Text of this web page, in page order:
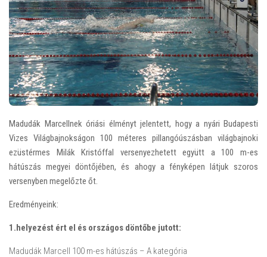
Madudák Marcellnek óriási élményt jelentett, hogy a nyári Budapesti
Vizes Világbajnokságon 100 méteres pillangóúszásban világbajnoki
ezüstérmes Milák Kristóffal versenyezhetett együtt a 100 m-es
hátúszás megyei döntőjében, és ahogy a fényképen látjuk szoros
versenyben megelőzte őt.
Eredményeink:
1.helyezést ért el és országos döntőbe jutott:
Madudák Marcell 100 m-es hátúszás – A kategória